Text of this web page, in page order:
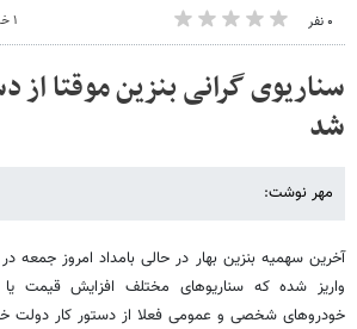
۰ نفر ۱ خرداد ۱۳۹۴ - ۰۷:۰۵
سناریوی گرانی بنزین موقتا از
شد
مهر نوشت:
آخرین سهمیه بنزین بهار در حالی بامداد امروز
واریز شده که سناریوهای مختلف افزایش قیمت
خودروهای شخصی و عمومی فعلا از دستور کار دولت